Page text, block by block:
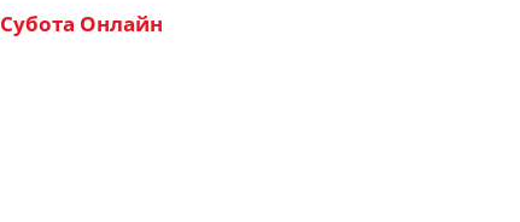
Субота Онлайн